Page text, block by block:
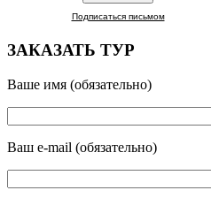
Подписаться письмом
ЗАКАЗАТЬ ТУР
Ваше имя (обязательно)
Ваш e-mail (обязательно)